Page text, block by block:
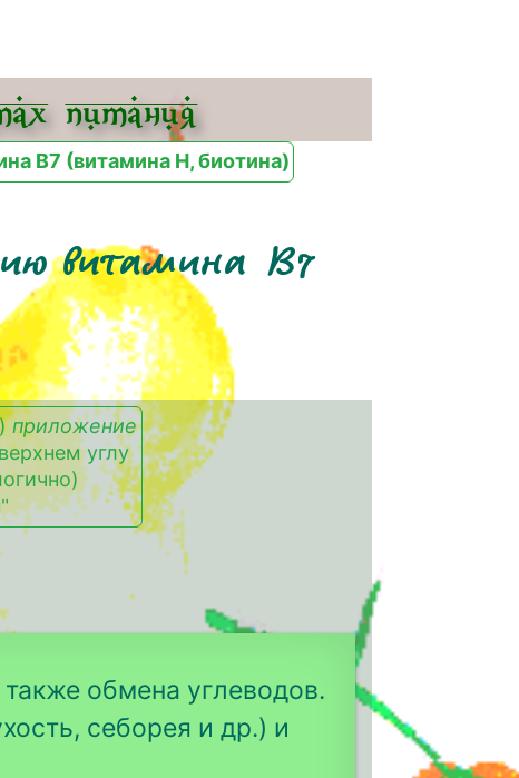
питания
B7 (витамина H, биотина)
витамина B7
приложение
углу
обмена углеводов.
себорея и др.) и